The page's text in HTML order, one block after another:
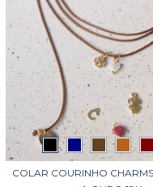
COLAR COURINHO